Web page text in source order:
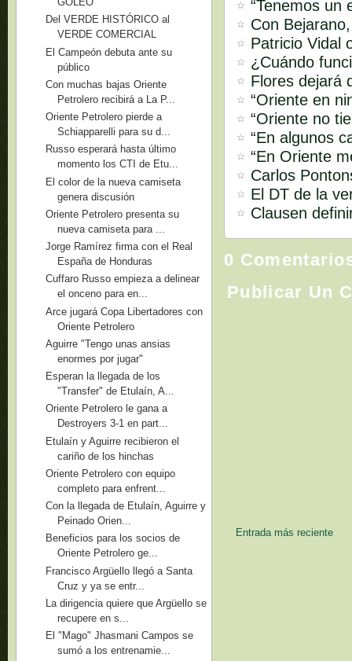
“Tenemos un
Con
Patricio Vidal
¿Cuándo
Flores dejará
“Oriente en
“Oriente no
“En algunos
“En Oriente
Carlos
El DT de la
Clausen
0
Publicar Un
Entrada más reciente
Del VERDE HISTÓRICO al
VERDE COMERCIAL
El Campeón debuta ante su
público
Con muchas bajas Oriente
Petrolero recibirá a La P...
Oriente Petrolero pierde a
Schiapparelli para su d...
Russo esperará hasta último
momento los CTI de Etu...
El color de la nueva camiseta
genera discusión
Oriente Petrolero presenta su
nueva camiseta para ...
Jorge Ramírez firma con el Real
España de Honduras
Cuffaro Russo empieza a delinear
el onceno para en...
Arce jugará Copa Libertadores con
Oriente Petrolero
Aguirre "Tengo unas ansias
enormes por jugar"
Esperan la llegada de los
"Transfer" de Etulaín, A...
Oriente Petrolero le gana a
Destroyers 3-1 en part...
Etulaín y Aguirre recibieron el
cariño de los hinchas
Oriente Petrolero con equipo
completo para enfrent...
Con la llegada de Etulaín, Aguirre y
Peinado Orien...
Beneficios para los socios de
Oriente Petrolero ge...
Francisco Argüello llegó a Santa
Cruz y ya se entr...
La dirigencia quiere que Argüello se
recupere en s...
El "Mago" Jhasmani Campos se
sumó a los entrenamie...